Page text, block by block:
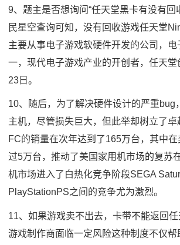
9、题主是否想询问“任天堂黑卡有没有回
民星空查询可知，没有回收游戏任天堂
主要从事电子游戏软硬件开发的公司，电
一，现代电子游戏产业的开创者，任天堂
23日。
10、随后，为了解决硬件设计的严重bug
主机，尽管损失巨大，但此举却树立了卓
FC的销量在次年达到了165万台，其中
过5万台，推动了美国家用机市场的复苏
机市场进入了白热化竞争阶段SEGA
PlayStationPS之间的竞争尤为激烈。
11、如果游戏卖不出去，卡带不能返回
游戏制作商面临一定风险这种制度不仅帮